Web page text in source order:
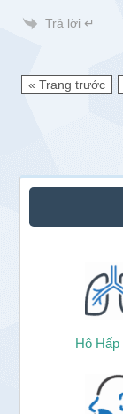
Trả lời ↵
« Trang trước
Sidebar
chính
Hô Hấp